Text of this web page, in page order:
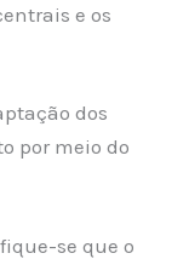
e os
dos
por meio do
se que o